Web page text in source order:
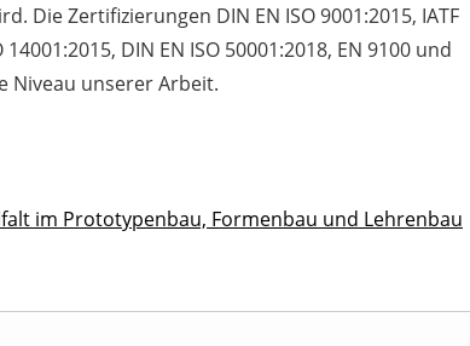
Die Zertifizierungen DIN EN ISO 9001:2015, IATF
14001:2015, DIN EN ISO 50001:2018, EN 9100 und
Niveau unserer Arbeit.
im Prototypenbau, Formenbau und Lehrenbau